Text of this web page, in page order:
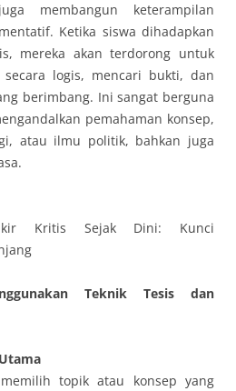
membangun keterampilan
Ketika siswa dihadapkan
mereka akan terdorong untuk
secara logis, mencari bukti, dan
berimbang. Ini sangat berguna
pemahaman konsep,
atau ilmu politik, bahkan juga
Kritis Sejak Dini: Kunci
Teknik Tesis dan
topik atau konsep yang